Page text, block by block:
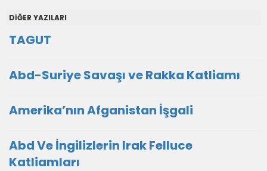
DİĞER YAZILARI
TAGUT
Abd-Suriye Savaşı ve Rakka Katliamı
Amerika’nın Afganistan İşgali
Abd Ve İngilizlerin Irak Felluce
Katliamları